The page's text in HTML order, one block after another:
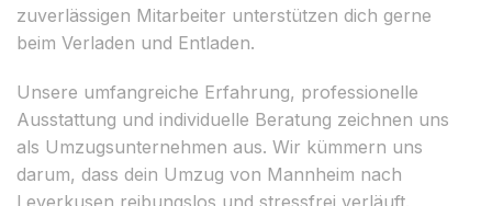
zuverlässigen Mitarbeiter unterstützen dich gerne
beim Verladen und Entladen.
Unsere umfangreiche Erfahrung, professionelle
Ausstattung und individuelle Beratung zeichnen uns
als Umzugsunternehmen aus. Wir kümmern uns
darum, dass dein Umzug von Mannheim nach
Leverkusen reibungslos und stressfrei verläuft.